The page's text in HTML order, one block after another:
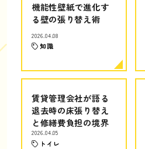
機能性壁紙で進化す
る壁の張り替え術
2026.04.08
知識
賃貸管理会社が語る
退去時の床張り替え
と修繕費負担の境界
2026.04.05
トイレ